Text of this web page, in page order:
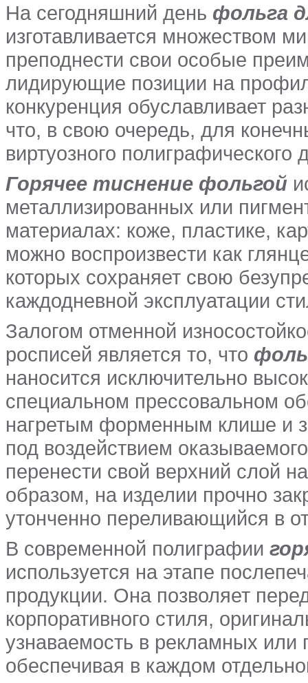
На сегодняшний день фольга
изготавливается множеством
преподнести свои особые
лидирующие позиции на
конкуренция обуславливает
что, в свою очередь, для
виртуозного полиграфического
Горячее тиснение фольгой
металлизированных или
материалах: коже, пластике,
можно воспроизвести как
которых сохраняет свою
каждодневной эксплуатации
Залогом отменной
росписей является то, что
наносится исключительно
специальном прессовальном
нагретым форменным клише и
под воздействием
перенести свой верхний слой
образом, на изделии прочно
утонченно переливающийся в
В современной полиграфии
используется на этапе
продукции. Она позволяет
корпоративного стиля,
узнаваемость в рекламных
обеспечивая в каждом